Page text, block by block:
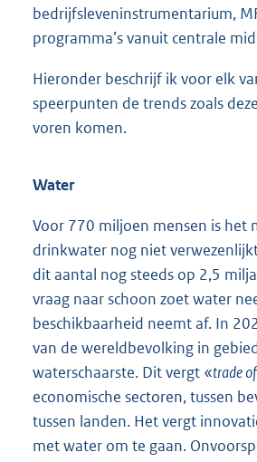
bedrijfsleveninstrumentarium,
programma’s vanuit centrale
Hieronder beschrijf ik voor elk
speerpunten de trends zoals
voren komen.
Water
Voor 770 miljoen mensen is het
drinkwater nog niet
dit aantal nog steeds op 2,5
vraag naar schoon zoet water
beschikbaarheid neemt af. In
van de wereldbevolking in
waterschaarste. Dit vergt «trade
economische sectoren, tussen
tussen landen. Het vergt
met water om te gaan.